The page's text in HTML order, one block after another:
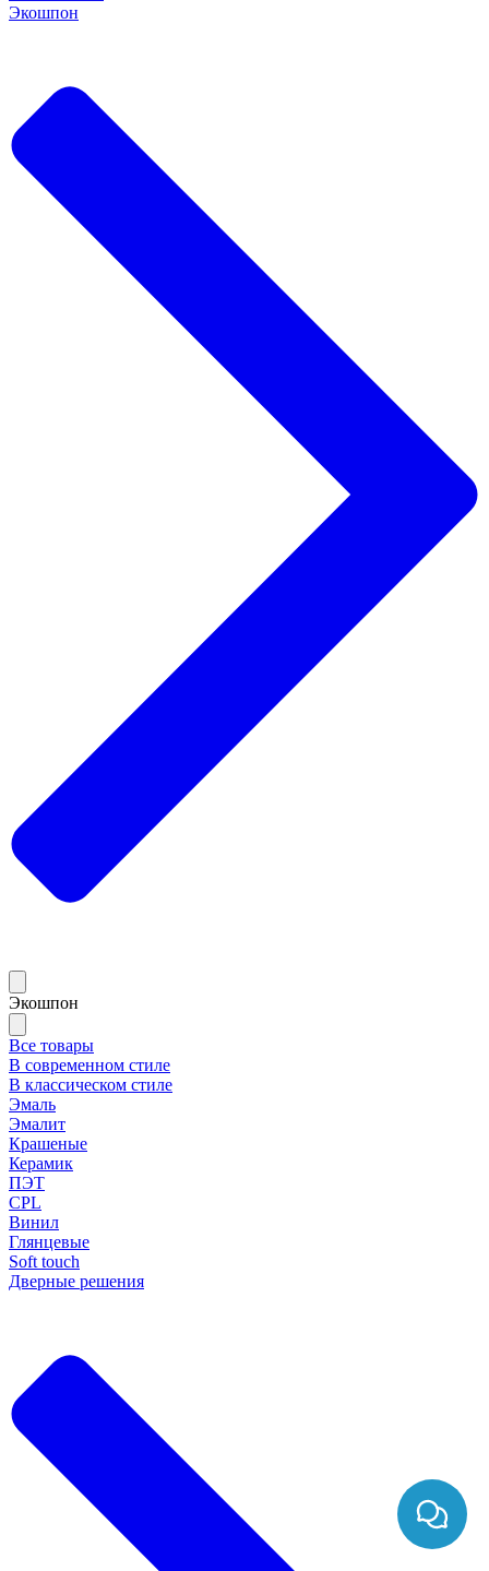
Экошпон
Экошпон
Все товары
В современном стиле
В классическом стиле
Эмаль
Эмалит
Крашеные
Керамик
ПЭТ
CPL
Винил
Глянцевые
Soft touch
Дверные решения